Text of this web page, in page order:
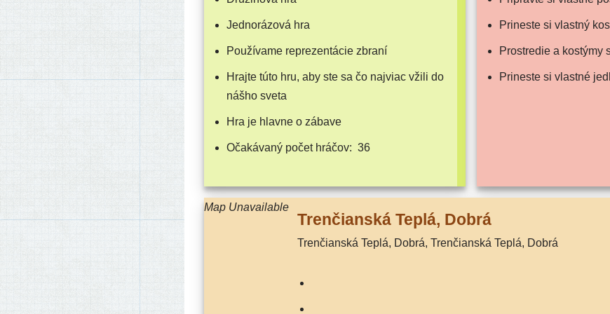
Jednorázová hra
Používame repre­zen­tá­cie zbraní
Hrajte túto hru, aby ste sa čo naj­viac vži­li do
náš­ho sveta
Hra je hlav­ne o zábave
Očakávaný počet hráčov: 36
Prineste si vlast­ný
Prostredie a kos­tý­my
Prineste si vlast­né
Map Unavailable
Trenčianská Teplá, Dobrá
Trenčianská Teplá, Dobrá, Trenčianská Teplá, Dobrá